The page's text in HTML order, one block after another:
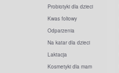
Probiotyki dla dzieci
Kwas foliowy
Odparzenia
Na katar dla dzieci
Laktacja
Kosmetyki dla mam